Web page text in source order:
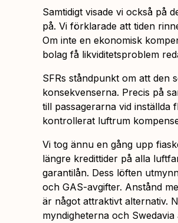
Samtidigt visade vi också på
på. Vi förklarade att tiden
Om inte en ekonomisk
bolag få likviditetsproblem
SFRs ståndpunkt om att den
konsekvenserna. Precis på
till passagerarna vid inställda
kontrollerat luftrum
Vi tog ännu en gång upp
längre kredittider på alla
garantilån. Dess löften
och GAS-avgifter. Anstånd
är något attraktivt alternativ.
myndigheterna och